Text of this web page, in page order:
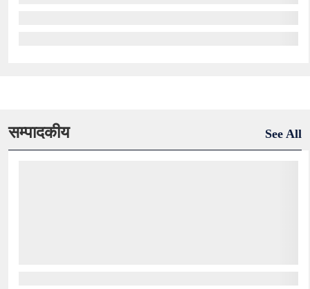
सम्पादकीय See All